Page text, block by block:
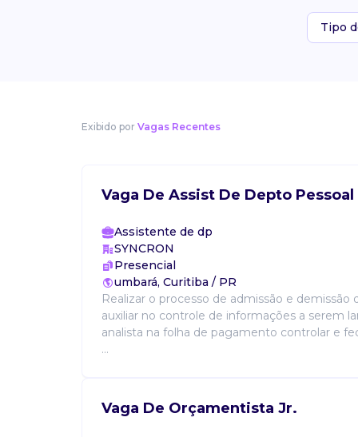
Tipo
Exibido por Vagas Recentes
Vaga De Assist De Depto Pessoal
Assistente de dp
SYNCRON
Presencial
umbará, Curitiba / PR
Realizar o processo de admissão e demissão
auxiliar no controle de informações a serem
analista na folha de pagamento controlar e
...
Vaga De Orçamentista Jr.